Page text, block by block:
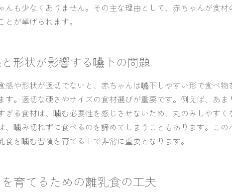
んも少なくありません。その主な理由として、赤ちゃんが食
とが挙げられます。
形状が影響する嚥下の問題
感や形状が適切でないと、赤ちゃんは嚥下しやすい形で食べ物
す。適切な硬さやサイズの食材選びが重要です。例えば、あ
ぎる食材は、噛む必要性を感じさせないため、丸のみしやす
、噛み切れずに食べるのを諦めてしまうこともあります。この
食を噛む習慣を育てる上で非常に重要となります。
育てるための離乳食の工夫